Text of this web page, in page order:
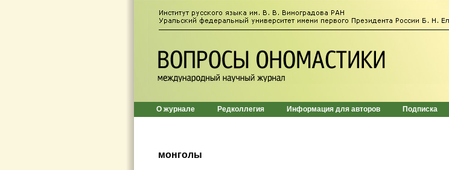
О журнале Редколлегия Информация для авторов Подписка
монголы